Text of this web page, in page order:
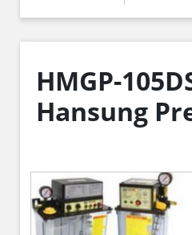
HMGP-
Hansung